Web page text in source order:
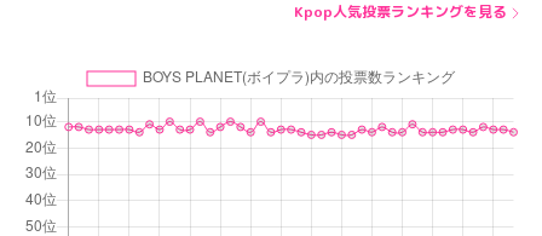
Kpop人気投票ランキングを見る